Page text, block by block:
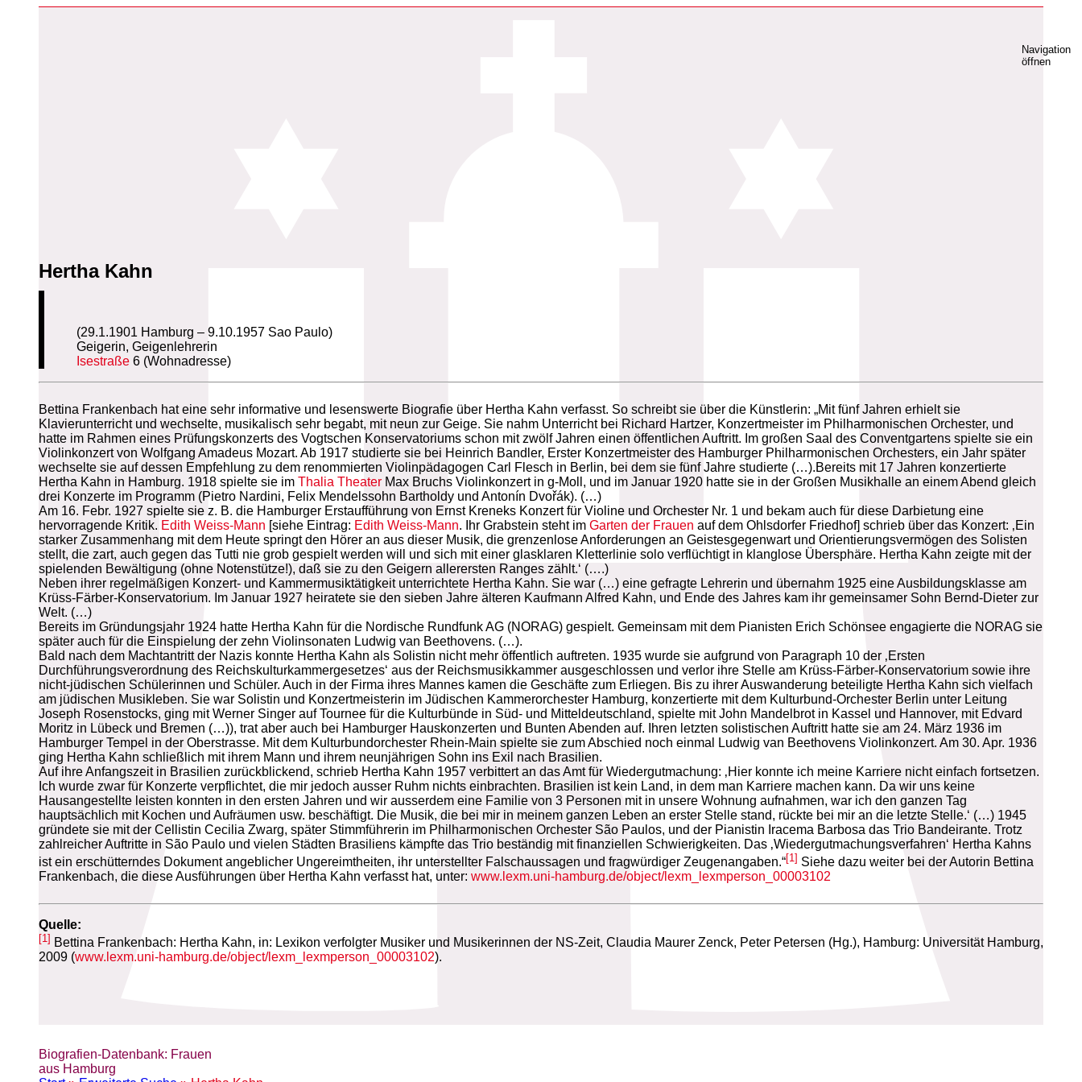
Biografien-Datenbank: Frauen
aus Hamburg
Navigation
öffnen
Hertha Kahn
(29.1.1901 Hamburg – 9.10.1957 Sao Paulo)
Geigerin, Geigenlehrerin
Isestraße 6 (Wohnadresse)
Bettina Frankenbach hat eine sehr informative und lesenswerte Biografie über Hertha Kahn verfasst. So schreibt sie über die Künstlerin: „Mit fünf Jahren erhielt sie
Klavierunterricht und wechselte, musikalisch sehr begabt, mit neun zur Geige. Sie nahm Unterricht bei Richard Hartzer, Konzertmeister im Philharmonischen Orchester, und
hatte im Rahmen eines Prüfungskonzerts des Vogtschen Konservatoriums schon mit zwölf Jahren einen öffentlichen Auftritt. Im großen Saal des Conventgartens spielte sie ein
Violinkonzert von Wolfgang Amadeus Mozart. Ab 1917 studierte sie bei Heinrich Bandler, Erster Konzertmeister des Hamburger Philharmonischen Orchesters, ein Jahr später
wechselte sie auf dessen Empfehlung zu dem renommierten Violinpädagogen Carl Flesch in Berlin, bei dem sie fünf Jahre studierte (…).Bereits mit 17 Jahren konzertierte
Hertha Kahn in Hamburg. 1918 spielte sie im Thalia Theater Max Bruchs Violinkonzert in g-Moll, und im Januar 1920 hatte sie in der Großen Musikhalle an einem Abend gleich
drei Konzerte im Programm (Pietro Nardini, Felix Mendelssohn Bartholdy und Antonín Dvořák). (…)
Am 16. Febr. 1927 spielte sie z. B. die Hamburger Erstaufführung von Ernst Kreneks Konzert für Violine und Orchester Nr. 1 und bekam auch für diese Darbietung eine
hervorragende Kritik. Edith Weiss-Mann [siehe Eintrag: Edith Weiss-Mann. Ihr Grabstein steht im Garten der Frauen auf dem Ohlsdorfer Friedhof] schrieb über das Konzert: ‚Ein
starker Zusammenhang mit dem Heute springt den Hörer an aus dieser Musik, die grenzenlose Anforderungen an Geistesgegenwart und Orientierungsvermögen des Solisten
stellt, die zart, auch gegen das Tutti nie grob gespielt werden will und sich mit einer glasklaren Kletterlinie solo verflüchtigt in klanglose Übersphäre. Hertha Kahn zeigte mit der
spielenden Bewältigung (ohne Notenstütze!), daß sie zu den Geigern allerersten Ranges zählt.‘ (….)
Neben ihrer regelmäßigen Konzert- und Kammermusiktätigkeit unterrichtete Hertha Kahn. Sie war (…) eine gefragte Lehrerin und übernahm 1925 eine Ausbildungsklasse am
Krüss-Färber-Konservatorium. Im Januar 1927 heiratete sie den sieben Jahre älteren Kaufmann Alfred Kahn, und Ende des Jahres kam ihr gemeinsamer Sohn Bernd-Dieter zur
Welt. (…)
Bereits im Gründungsjahr 1924 hatte Hertha Kahn für die Nordische Rundfunk AG (NORAG) gespielt. Gemeinsam mit dem Pianisten Erich Schönsee engagierte die NORAG sie
später auch für die Einspielung der zehn Violinsonaten Ludwig van Beethovens. (…).
Bald nach dem Machtantritt der Nazis konnte Hertha Kahn als Solistin nicht mehr öffentlich auftreten. 1935 wurde sie aufgrund von Paragraph 10 der ‚Ersten
Durchführungsverordnung des Reichskulturkammergesetzes‘ aus der Reichsmusikkammer ausgeschlossen und verlor ihre Stelle am Krüss-Färber-Konservatorium sowie ihre
nicht-jüdischen Schülerinnen und Schüler. Auch in der Firma ihres Mannes kamen die Geschäfte zum Erliegen. Bis zu ihrer Auswanderung beteiligte Hertha Kahn sich vielfach
am jüdischen Musikleben. Sie war Solistin und Konzertmeisterin im Jüdischen Kammerorchester Hamburg, konzertierte mit dem Kulturbund-Orchester Berlin unter Leitung
Joseph Rosenstocks, ging mit Werner Singer auf Tournee für die Kulturbünde in Süd- und Mitteldeutschland, spielte mit John Mandelbrot in Kassel und Hannover, mit Edvard
Moritz in Lübeck und Bremen (…)), trat aber auch bei Hamburger Hauskonzerten und Bunten Abenden auf. Ihren letzten solistischen Auftritt hatte sie am 24. März 1936 im
Hamburger Tempel in der Oberstrasse. Mit dem Kulturbundorchester Rhein-Main spielte sie zum Abschied noch einmal Ludwig van Beethovens Violinkonzert. Am 30. Apr. 1936
ging Hertha Kahn schließlich mit ihrem Mann und ihrem neunjährigen Sohn ins Exil nach Brasilien.
Auf ihre Anfangszeit in Brasilien zurückblickend, schrieb Hertha Kahn 1957 verbittert an das Amt für Wiedergutmachung: ‚Hier konnte ich meine Karriere nicht einfach fortsetzen.
Ich wurde zwar für Konzerte verpflichtet, die mir jedoch ausser Ruhm nichts einbrachten. Brasilien ist kein Land, in dem man Karriere machen kann. Da wir uns keine
Hausangestellte leisten konnten in den ersten Jahren und wir ausserdem eine Familie von 3 Personen mit in unsere Wohnung aufnahmen, war ich den ganzen Tag
hauptsächlich mit Kochen und Aufräumen usw. beschäftigt. Die Musik, die bei mir in meinem ganzen Leben an erster Stelle stand, rückte bei mir an die letzte Stelle.‘ (…) 1945
gründete sie mit der Cellistin Cecilia Zwarg, später Stimmführerin im Philharmonischen Orchester São Paulos, und der Pianistin Iracema Barbosa das Trio Bandeirante. Trotz
zahlreicher Auftritte in São Paulo und vielen Städten Brasiliens kämpfte das Trio beständig mit finanziellen Schwierigkeiten. Das ‚Wiedergutmachungsverfahren‘ Hertha Kahns
ist ein erschütterndes Dokument angeblicher Ungereimtheiten, ihr unterstellter Falschaussagen und fragwürdiger Zeugenangaben.“[1] Siehe dazu weiter bei der Autorin Bettina
Frankenbach, die diese Ausführungen über Hertha Kahn verfasst hat, unter: www.lexm.uni-hamburg.de/object/lexm_lexmperson_00003102
Quelle:
[1] Bettina Frankenbach: Hertha Kahn, in: Lexikon verfolgter Musiker und Musikerinnen der NS-Zeit, Claudia Maurer Zenck, Peter Petersen (Hg.), Hamburg: Universität Hamburg,
2009 (www.lexm.uni-hamburg.de/object/lexm_lexmperson_00003102).